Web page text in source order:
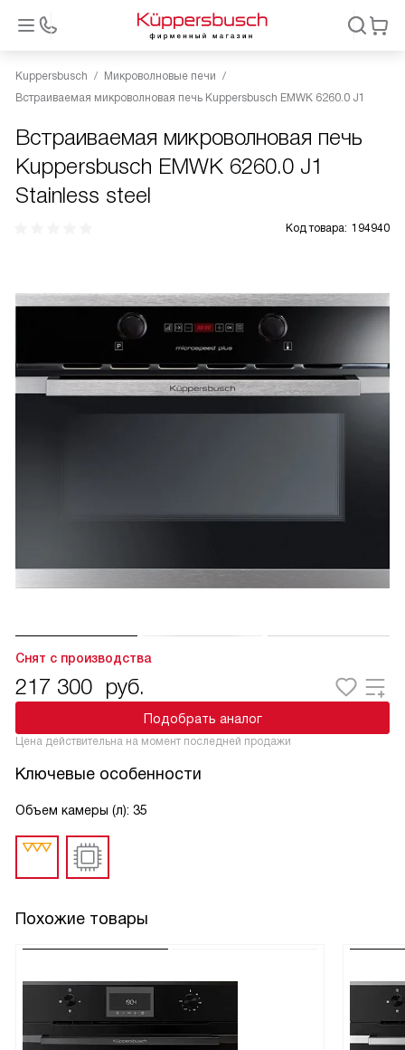
Kuppersbusch
Микроволновые печи
Встраиваемая микроволновая печь Kuppersbusch EMWK 6260.0 J1
Встраиваемая микроволновая печь
Kuppersbusch EMWK 6260.0 J1
Stainless steel
Код товара: 194940
Снят с производства
217 300 руб.
Подобрать аналог
Цена действительна на момент последней продажи
Ключевые особенности
Объем камеры (л): 35
Похожие товары